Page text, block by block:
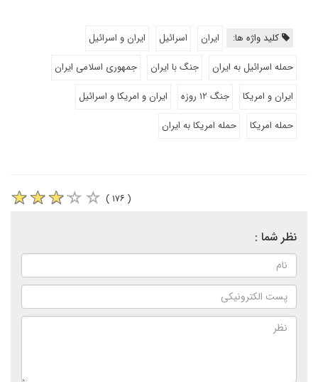
کلید واژه ها: ایران اسرائیل
ایران و اسرائیل
حمله اسرائیل به ایران
جنگ با ایران
جمهوری اسلامی ایران
ایران و امریکا
جنگ ۱۲ روزه
ایران و امریکا و اسرائیل
حمله امریکا
حمله امریکا به ایران
( ۱۷۶ )
نظر شما :